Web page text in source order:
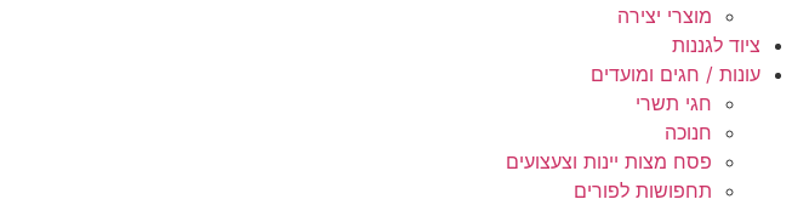
מוצרי יצירה
ציוד לגננות
עונות / חגים ומועדים
חגי תשרי
חנוכה
פסח מצות יינות וצעצועים
תחפושות לפורים